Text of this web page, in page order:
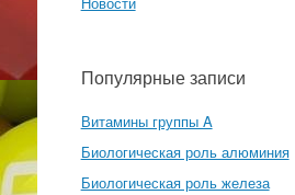
Популярные записи
Витамины группы A
Биологическая роль алюминия
Биологическая роль железа